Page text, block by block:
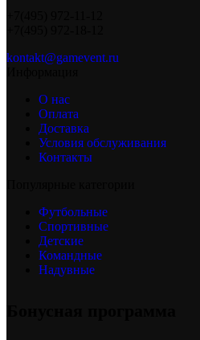
kontakt@gamevent.ru
О нас
Оплата
Доставка
Условия обслуживания
Контакты
Футбольные
Спортивные
Детские
Командные
Надувные